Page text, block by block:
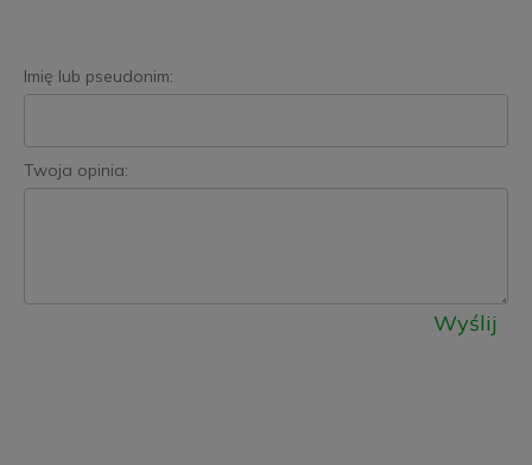
Imię lub pseudonim:
Twoja opinia:
Wyślij